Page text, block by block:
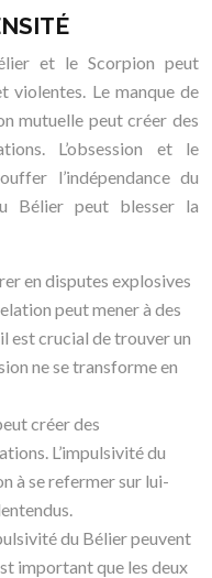
et le Scorpion peut
violentes. Le manque de
mutuelle peut créer des
L’obsession et le
l’indépendance du
Bélier peut blesser la
en disputes explosives
peut mener à des
est crucial de trouver un
ne se transforme en
créer des
L’impulsivité du
à se refermer sur lui-
du Bélier peuvent
important que les deux